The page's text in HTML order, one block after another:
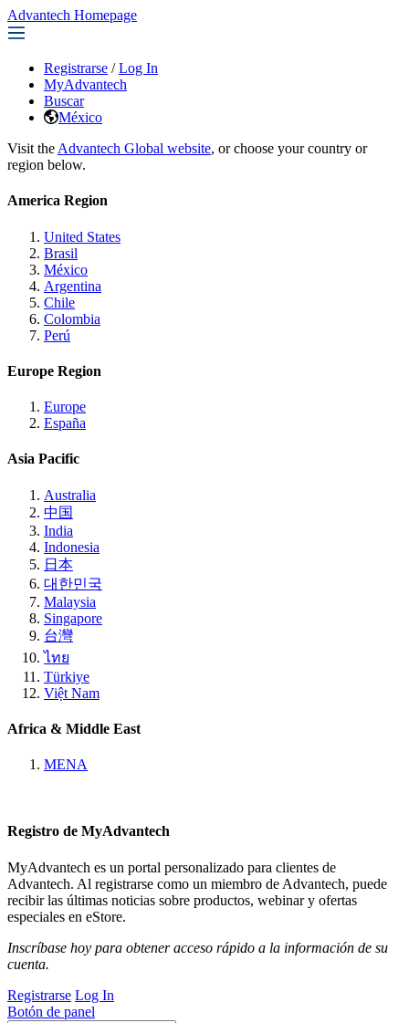
Advantech Homepage
Registrarse / Log In
MyAdvantech
Buscar
México
Visit the Advantech Global website, or choose your country or
region below.
America Region
United States
Brasil
México
Argentina
Chile
Colombia
Perú
Europe Region
Europe
España
Asia Pacific
Australia
中国
India
Indonesia
日本
대한민국
Malaysia
Singapore
台灣
ไทย
Türkiye
Việt Nam
Africa & Middle East
MENA
Registro de MyAdvantech
MyAdvantech es un portal personalizado para clientes de
Advantech. Al registrarse como un miembro de Advantech, puede
recibir las últimas noticias sobre productos, webinar y ofertas
especiales en eStore.
Inscríbase hoy para obtener acceso rápido a la información de su
cuenta.
Registrarse Log In
Botón de panel